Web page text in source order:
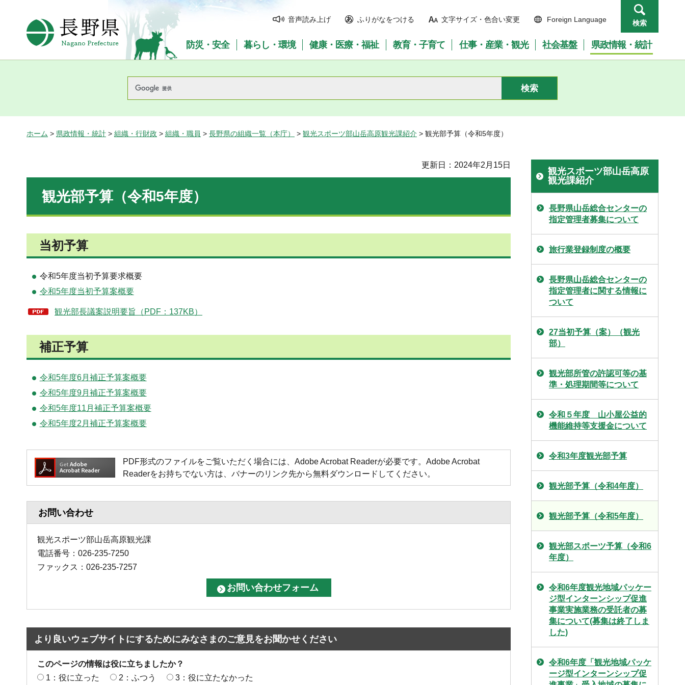
長野県Nagano Prefecture
音声読み上げ ふりがなをつける 文字サイズ・色合い変更 Foreign Language 検索
防災・安全 暮らし・環境 健康・医療・福祉 教育・子育て 仕事・産業・観光 社会基盤 県政情報・統計
ホーム > 県政情報・統計 > 組織・行財政 > 組織・職員 > 長野県の組織一覧（本庁） > 観光スポーツ部山岳高原観光課紹介 > 観光部予算（令和5年度）
更新日：2024年2月15日
観光部予算（令和5年度）
当初予算
令和5年度当初予算要求概要
令和5年度当初予算案概要
観光部長議案説明要旨（PDF：137KB）
補正予算
令和5年度6月補正予算案概要
令和5年度9月補正予算案概要
令和5年度11月補正予算案概要
令和5年度2月補正予算案概要
PDF形式のファイルをご覧いただく場合には、Adobe Acrobat Readerが必要です。Adobe Acrobat
Readerをお持ちでない方は、バナーのリンク先から無料ダウンロードしてください。
お問い合わせ
観光スポーツ部山岳高原観光課
電話番号：026-235-7250
ファックス：026-235-7257
より良いウェブサイトにするためにみなさまのご意見をお聞かせください
このページの情報は役に立ちましたか？
1：役に立った
2：ふつう 3：役に立たなかった
観光スポーツ部山岳高原
観光課紹介
長野県山岳総合センターの
指定管理者募集について
旅行業登録制度の概要
長野県山岳総合センターの
指定管理者に関する情報に
ついて
27当初予算（案）（観光
部）
観光部所管の許認可等の基
準・処理期間等について
令和５年度 山小屋公益的
機能維持等支援金について
令和3年度観光部予算
観光部予算（令和4年度）
観光部予算（令和5年度）
観光部スポーツ予算（令和6
年度）
令和6年度観光地域パッケー
ジ型インターンシップ促進
事業実施業務の受託者の募
集について(募集は終了しま
した)
令和6年度「観光地域パッケ
ージ型インターンシップ促